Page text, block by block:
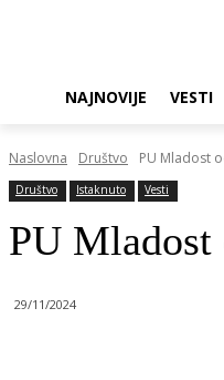
NAJNOVIJE VESTI
Naslovna Društvo PU Mladost
Društvo Istaknuto Vesti
PU Mladost
29/11/2024